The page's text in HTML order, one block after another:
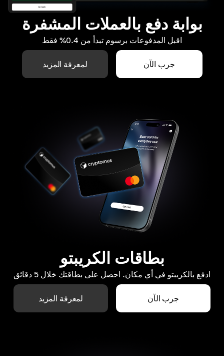
بوابة دفع بالعملات المشفرة
اقبل المدفوعات برسوم تبدأ من 0.4% فقط
جرب الآن لمعرفة المزيد
بطاقات الكريبتو
ادفع بالكريبتو في أي مكان. احصل على بطاقتك خلال 5 دقائق
جرب الآن لمعرفة المزيد